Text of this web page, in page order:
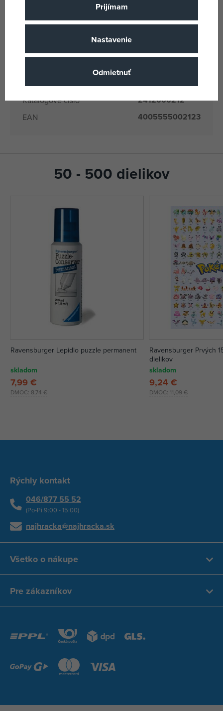
Krajina pôvodu DE
Dodávateľské číslo 12000212
Výrobca / Dodávateľ
Katalógové číslo 2412000212
EAN 4005555002123
50 - 500 dielikov
Ravensburger Lepidlo puzzle permanent
skladom
DMOC: 8,74 €
7,99 €
Ravensburger Prvých
dielikov
skladom
DMOC: 11,09 €
9,24 €
Rýchly kontakt
046/877 55 52
(Po-Pi 9:00 - 15:00)
najhracka@najhracka.sk
Všetko o nákupe
Pre zákazníkov
Prijímam
Nastavenie
Odmietnuť